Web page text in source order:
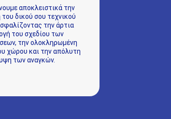
αποκλειστικά την
δικού σου τεχνικού
την άρτια
του σχεδίου των
την ολοκληρωμένη
χώρου και την απόλυτη
των αναγκών.